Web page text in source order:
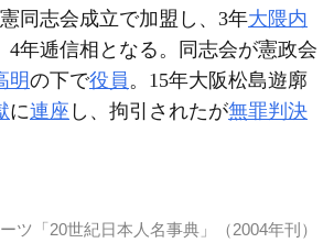
同志会成立で加盟し、3年大隈内
4年逓信相となる。同志会が憲政会
明の下で役員。15年大阪松島遊廓
に連座 し、拘引されたが無罪判決
ツ「20世紀日本人名事典」（2004年刊）